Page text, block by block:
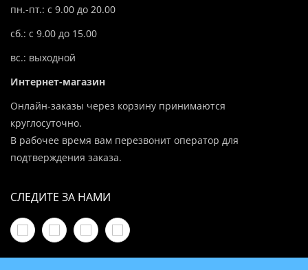
пн.-пт.: с 9.00 до 20.00
сб.: с 9.00 до 15.00
вс.: выходной
Интернет-магазин
Онлайн-заказы через корзину принимаются
круглосуточно.
В рабочее время вам перезвонит оператор для
подтверждения заказа.
СЛЕДИТЕ ЗА НАМИ